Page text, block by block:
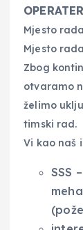
​Mjesto
Mjesto
​Zbog
otvaramo
želimo
timski rad.
​Vi kao naš
​SSS